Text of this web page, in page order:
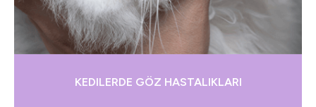
KEDILERDE GÖZ HASTALIKLARI